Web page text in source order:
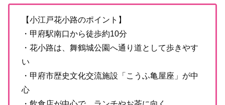
【小江戸花小路のポイント】
・甲府駅南口から徒歩約10分
・花小路は、舞鶴城公園へ通り道として歩きやす
い
・甲府市歴史文化交流施設「こうふ亀屋座」が中
心